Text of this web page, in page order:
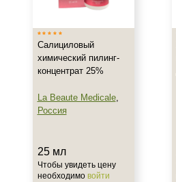
Салициловый
химический пилинг-
концентрат 25%
La Beaute Medicale,
Россия
25 мл
Чтобы увидеть цену
необходимо войти